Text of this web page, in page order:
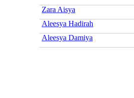
Zara Aisya
Aleesya Hadirah
Aleesya Damiya